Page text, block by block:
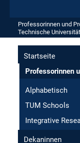
Professorinnen und
Technische
Startseite
Professorinnen
Alphabetisch
TUM Schools
Integrative
Dekaninnen